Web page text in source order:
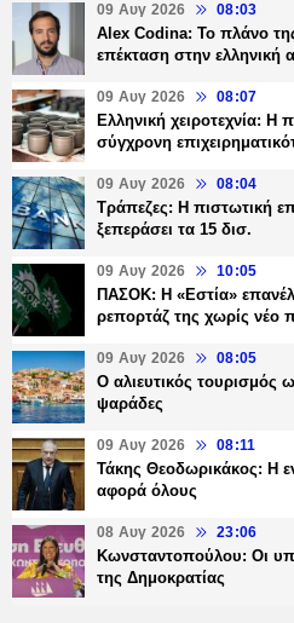
09 Αυγ 2026 08:03
Alex Codina: Το πλάνο
επέκταση στην ελληνική
09 Αυγ 2026 08:07
Ελληνική χειροτεχνία: Η
σύγχρονη
09 Αυγ 2026 08:04
Τράπεζες: H πιστωτική
ξεπεράσει τα 15 δισ.
09 Αυγ 2026 10:05
ΠΑΣΟΚ: Η «Εστία»
ρεπορτάζ της χωρίς νέο
09 Αυγ 2026 08:05
Ο αλιευτικός τουρισμός
ψαράδες
09 Αυγ 2026 08:11
Τάκης Θεοδωρικάκος: Η
αφορά όλους
08 Αυγ 2026 23:06
Κωνσταντοπούλου: Οι
της Δημοκρατίας